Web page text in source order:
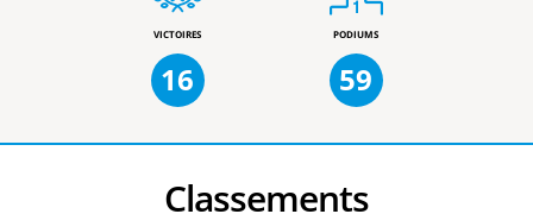
VICTOIRES
16
PODIUMS
59
Classements